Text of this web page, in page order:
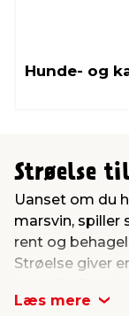
Hunde- og
Strøelse
Uanset om du
marsvin, spiller
rent og
Strøelse giver
det absorberer
Læs mere